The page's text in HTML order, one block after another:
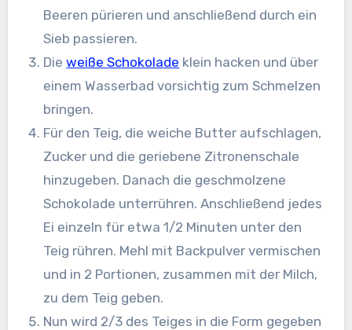
Beeren pürieren und anschließend durch ein
Sieb passieren.
Dieweiße Schokolade klein hacken und über
einem Wasserbad vorsichtig zum Schmelzen
bringen.
Für den Teig, die weiche Butter aufschlagen,
Zucker und die geriebene Zitronenschale
hinzugeben. Danach die geschmolzene
Schokolade unterrühren. Anschließend jedes
Ei einzeln für etwa 1/2 Minuten unter den
Teig rühren. Mehl mit Backpulver vermischen
und in 2 Portionen, zusammen mit der Milch,
zu dem Teig geben.
Nun wird 2/3 des Teiges in die Form gegeben